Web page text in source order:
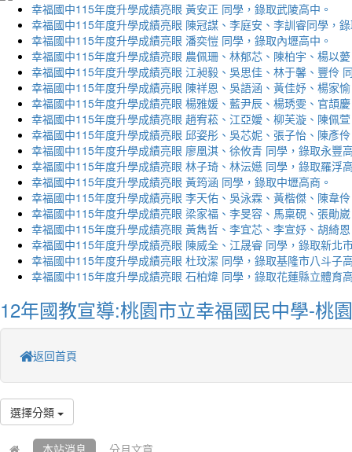
幸福國中115年度升學成績亮眼 黃安正 同學，錄取武陵高中。
幸福國中115年度升學成績亮眼 陳冠謀、李庭安、李訓睿同學，
幸福國中115年度升學成績亮眼 潘奕愷 同學，錄取內壢高中。
幸福國中115年度升學成績亮眼 農佩珊、林郁芯、陳柏宇、楊以
幸福國中115年度升學成績亮眼 江昶毅、吳思佳、林于馨、豐伶
幸福國中115年度升學成績亮眼 陳祥恩、吳語涵、黃佳妤、楊家
幸福國中115年度升學成績亮眼 楊雅媛、藍尹辰、楊琇雯、官頡
幸福國中115年度升學成績亮眼 趙宥菘、江亞嬡、柳芙漩、陳佩
幸福國中115年度升學成績亮眼 邱姿彤、吳芯妮、張子怡、陳彥
幸福國中115年度升學成績亮眼 廖凰淇、徐攸青 同學，錄取永豐
幸福國中115年度升學成績亮眼 林子琦、林沄嬨 同學，錄取羅浮
幸福國中115年度升學成績亮眼 黃筠涵 同學，錄取中壢高商。
幸福國中115年度升學成績亮眼 李天佑、吳泳霖、黃楷傑、陳韋
幸福國中115年度升學成績亮眼 梁家福、李旻容、馬稟硯、張勛
幸福國中115年度升學成績亮眼 黃雋哲、李宜芯、李宣妤、胡綺
幸福國中115年度升學成績亮眼 陳威全、江晟睿 同學，錄取新北
幸福國中115年度升學成績亮眼 杜玟潔 同學，錄取基隆市八斗子
幸福國中115年度升學成績亮眼 石柏煒 同學，錄取花蓮縣立體育
12年國教宣導:桃園市立幸福國民中學-桃
返回首頁
選擇分類